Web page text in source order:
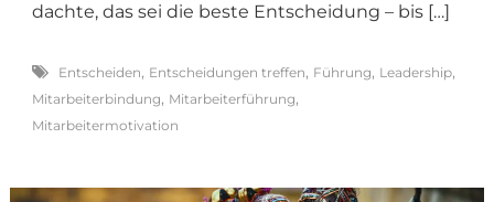
dachte, das sei die beste Entscheidung – bis […]
Entscheiden, Entscheidungen treffen, Führung, Leadership,
Mitarbeiterbindung, Mitarbeiterführung,
Mitarbeitermotivation